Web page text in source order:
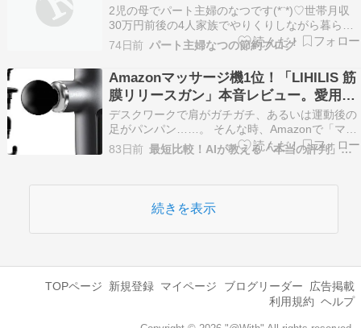
クレス、指輪など
2児の母でパート主婦のなつです(*¨*)♡世帯月収
30万円前後の4人家族でやりくりしながら暮らし
ています。▷自己紹介本ページはプロモーション
が含まれています ????お得なクーポンとリンク
集????『23日20時~【楽天お買い物マラソン】半
額・お得まとめ｜50％オフ・2000円…
74日前 パート主婦なつの節約ブログ
Amazonマッサージ機1位！「LIHILIS 筋
膜リリースガン」本音レビュー。愛用者
が教える使い方のコツ
デスクワークで肩がガチガチ、あるいは運動後の
足がパンパン……。 そんな時、Amazonで「マッ
サージ機」と検索して一番上に出てくるのが、こ
のLIHILIS（リヒリス）の筋膜リリースガンで
際に毎日使っているからこそ分かった「意外な注
83日前 最短比較！AIが教える「本当の評判」まとめ
続きを表示
TOPページ 新規登録 マイページ ブログリーダー
広告掲載
利用規約 ヘルプ